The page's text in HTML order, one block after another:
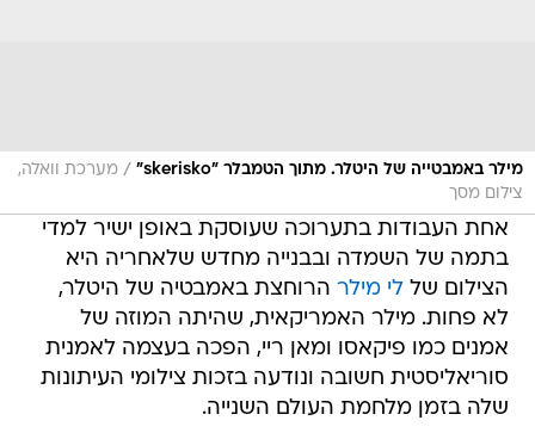
מילר באמבטייה של היטלר. מתוך הטמבלר "skerisko" / מערכת וואלה,
צילום מסך
אחת העבודות בתערוכה שעוסקת באופן ישיר למדי
בתמה של השמדה ובבנייה מחדש שלאחריה היא
הצילום שללי מילר הרוחצת באמבטיה של היטלר,
לא פחות. מילר האמריקאית, שהיתה המוזה של
אמנים כמו פיקאסו ומאן ריי, הפכה בעצמה לאמנית
סוריאליסטית חשובה ונודעה בזכות צילומי העיתונות
שלה בזמן מלחמת העולם השנייה.